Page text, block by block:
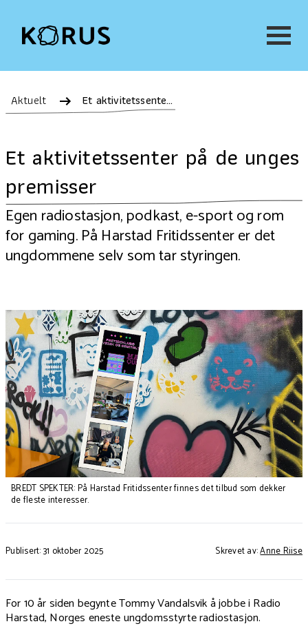
Aktuelt Et aktivitetssenter på de unges premisser
Et aktivitetssenter på de unges
premisser
Egen radiostasjon, podkast, e-sport og rom
for gaming. På Harstad Fritidssenter er det
ungdommene selv som tar styringen.
BREDT SPEKTER: På Harstad Fritidssenter finnes det tilbud som dekker
de fleste interesser.
Publisert: 31 oktober 2025 Skrevet av:Anne Riise
For 10 år siden begynte Tommy Vandalsvik å jobbe i Radio
Harstad, Norges eneste ungdomsstyrte radiostasjon.